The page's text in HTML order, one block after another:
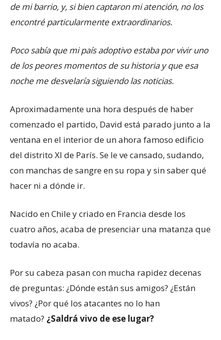
de mi barrio, y, si bien captaron mi atención, no los
encontré particularmente extraordinarios.
Poco sabía que mi país adoptivo estaba por vivir uno
de los peores momentos de su historia y que esa
noche me desvelaría siguiendo las noticias.
Aproximadamente una hora después de haber
comenzado el partido, David está parado junto a la
ventana en el interior de un ahora famoso edificio
del distrito XI de París. Se le ve cansado, sudando,
con manchas de sangre en su ropa y sin saber qué
hacer ni a dónde ir.
Nacido en Chile y criado en Francia desde los
cuatro años, acaba de presenciar una matanza que
todavía no acaba.
Por su cabeza pasan con mucha rapidez decenas
de preguntas: ¿Dónde están sus amigos? ¿Están
vivos? ¿Por qué los atacantes no lo han
matado? ¿Saldrá vivo de ese lugar?